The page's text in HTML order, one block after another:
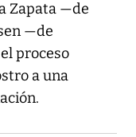
Zapata —de
—de
proceso
a una